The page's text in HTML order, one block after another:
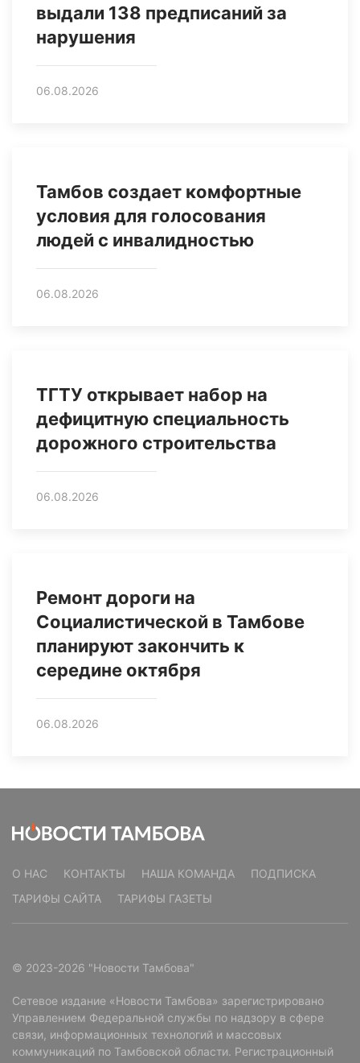
выдали 138 предписаний за
нарушения
06.08.2026
Тамбов создает комфортные
условия для голосования
людей с инвалидностью
06.08.2026
ТГТУ открывает набор на
дефицитную специальность
дорожного строительства
06.08.2026
Ремонт дороги на
Социалистической в Тамбове
планируют закончить к
середине октября
06.08.2026
О НАС КОНТАКТЫ НАША КОМАНДА
ПОДПИСКА
ТАРИФЫ САЙТА
ТАРИФЫ ГАЗЕТЫ
© 2023-2026 "Новости Тамбова"
Сетевое издание «Новости Тамбова» зарегистрировано
Управлением Федеральной службы по надзору в сфере
связи, информационных технологий и массовых
коммуникаций по Тамбовской области. Регистрационный